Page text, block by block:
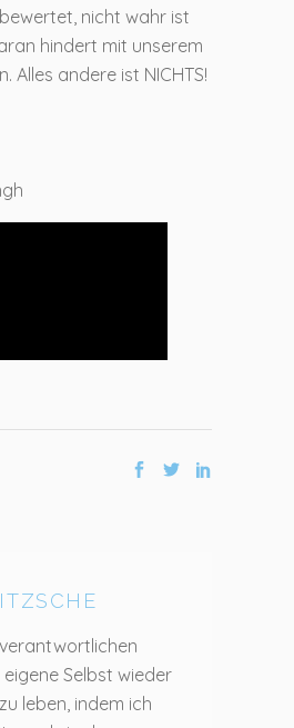
nicht wahr ist
hindert mit unserem
Alles andere ist NICHTS!
Selbst wieder
leben, indem ich